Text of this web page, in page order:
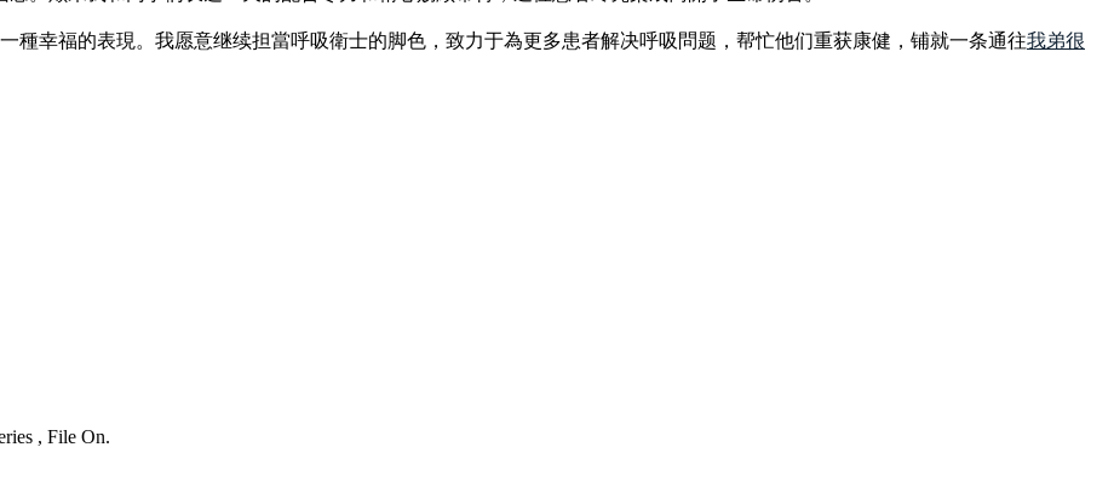
種幸福的表現。我愿意继续担當呼吸衛士的脚色，致力于為更多患者解决呼吸問题，帮忙他们重获康健，铺就一条通往我弟很
, File On.